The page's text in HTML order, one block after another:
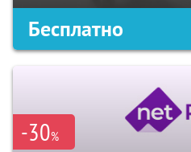
Бесплатно
-30%